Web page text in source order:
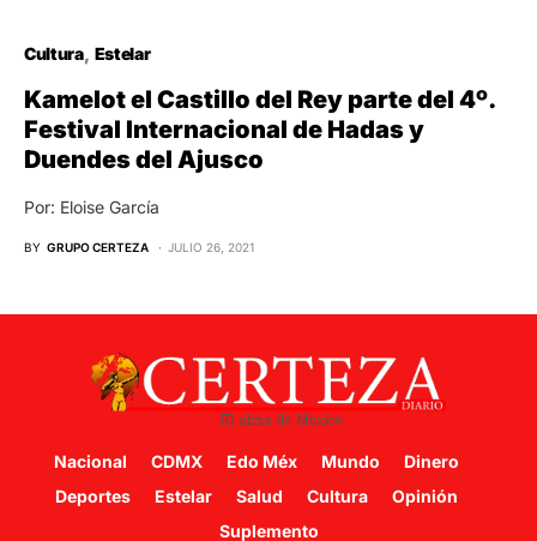
Cultura Estelar
Kamelot el Castillo del Rey parte del 4º.
Festival Internacional de Hadas y
Duendes del Ajusco
Por: Eloise García
BY GRUPO CERTEZA JULIO 26, 2021
Nacional CDMX Edo Méx Mundo
Dinero
Deportes
Estelar Salud Cultura
Opinión
Suplemento